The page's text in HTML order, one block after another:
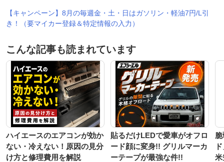
【キャンペーン】8月の毎週金・土・日はガソリン・軽油7円/L引
き！（要マイカー登録＆特定情報の入力）
こんな記事も読まれています
ハイエースのエアコンが効か
ない・冷えない！原因の見分
け方と修理費用を解説
貼るだけLEDで愛車がオフロ
ード顔に変身!! グリルマーカ
ーテープが最強な件!!
米